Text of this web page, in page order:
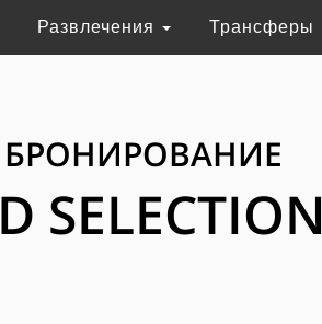
Развлечения Трансферы
SELECTION